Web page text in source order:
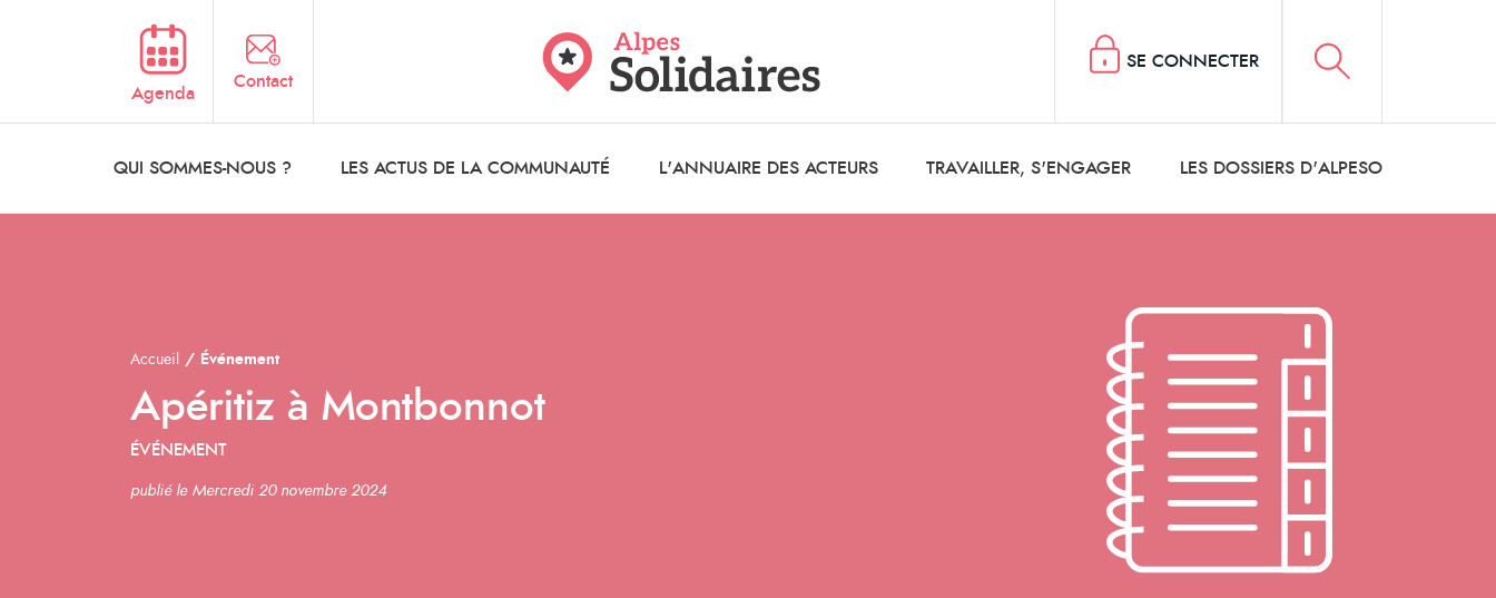
Agenda
Contact
QUI SOMMES-NOUS ? LES ACTUS DE LA COMMUNAUTÉ L'ANNUAIRE DES ACTEURS TRAVAILLER, S'ENGAGER LES DOSSIERS D'ALPESO
SE CONNECTER
Accueil Événement
Apéritiz à Montbonnot
ÉVÉNEMENT
publié le Mercredi 20 novembre 2024